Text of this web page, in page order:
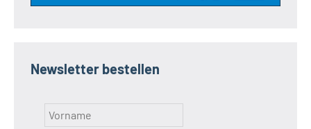
Newsletter bestellen